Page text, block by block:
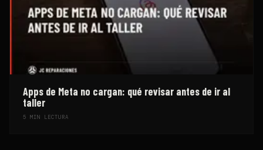
Apps de Meta no cargan: qué revisar antes de ir al
taller
5 MIN LECTURA